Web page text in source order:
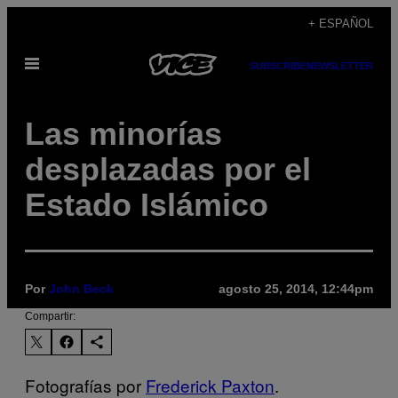
contenido
+ ESPAÑOL
Abrir
SUBSCRIBENEWSLETTER
Las minorías
desplazadas por el
Estado Islámico
PorJohn Beck agosto 25, 2014, 12:44pm
Compartir:
Fotografías por Frederick Paxton.